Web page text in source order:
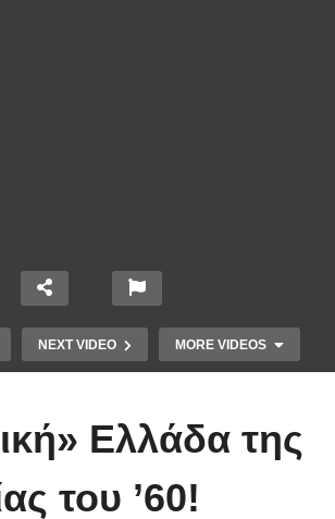
NEXT VIDEO MORE VIDEOS
Ελλάδα της
του ’60!